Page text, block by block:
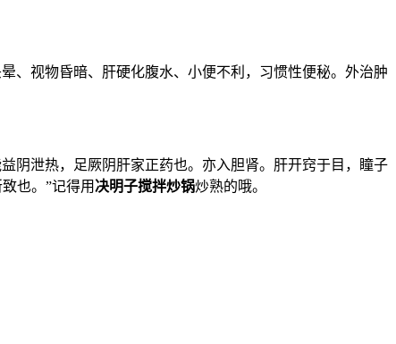
、视物昏暗、肝硬化腹水、小便不利，习惯性便秘。外治肿
阴泄热，足厥阴肝家正药也。亦入胆肾。肝开窍于目，瞳子
也。”记得用 决明子搅拌炒锅炒熟的哦。